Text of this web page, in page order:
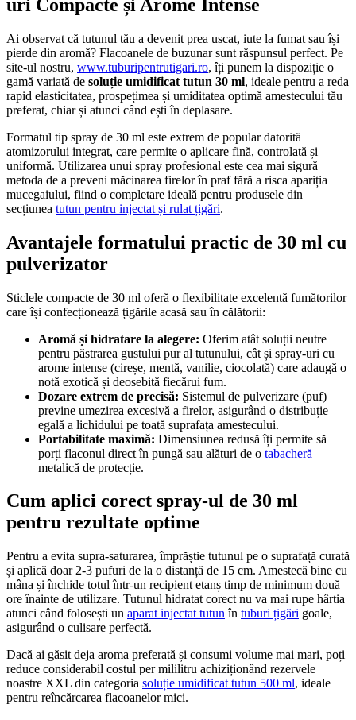
uri Compacte și Arome Intense
Ai observat că tutunul tău a devenit prea uscat, iute la fumat sau își
pierde din aromă? Flacoanele de buzunar sunt răspunsul perfect. Pe
site-ul nostru, www.tuburipentrutigari.ro, îți punem la dispoziție o
gamă variată de soluție umidificat tutun 30 ml, ideale pentru a reda
rapid elasticitatea, prospețimea și umiditatea optimă amestecului tău
preferat, chiar și atunci când ești în deplasare.
Formatul tip spray de 30 ml este extrem de popular datorită
atomizorului integrat, care permite o aplicare fină, controlată și
uniformă. Utilizarea unui spray profesional este cea mai sigură
metoda de a preveni măcinarea firelor în praf fără a risca apariția
mucegaiului, fiind o completare ideală pentru produsele din
secțiunea tutun pentru injectat și rulat țigări.
Avantajele formatului practic de 30 ml cu
pulverizator
Sticlele compacte de 30 ml oferă o flexibilitate excelentă fumătorilor
care își confecționează țigările acasă sau în călătorii:
Aromă și hidratare la alegere: Oferim atât soluții neutre
pentru păstrarea gustului pur al tutunului, cât și spray-uri cu
arome intense (cireșe, mentă, vanilie, ciocolată) care adaugă o
notă exotică și deosebită fiecărui fum.
Dozare extrem de precisă: Sistemul de pulverizare (puf)
previne umezirea excesivă a firelor, asigurând o distribuție
egală a lichidului pe toată suprafața amestecului.
Portabilitate maximă: Dimensiunea redusă îți permite să
porți flaconul direct în pungă sau alături de o tabacheră
metalică de protecție.
Cum aplici corect spray-ul de 30 ml
pentru rezultate optime
Pentru a evita supra-saturarea, împrăștie tutunul pe o suprafață curată
și aplică doar 2-3 pufuri de la o distanță de 15 cm. Amestecă bine cu
mâna și închide totul într-un recipient etanș timp de minimum două
ore înainte de utilizare. Tutunul hidratat corect nu va mai rupe hârtia
atunci când folosești un aparat injectat tutun în tuburi țigări goale,
asigurând o culisare perfectă.
Dacă ai găsit deja aroma preferată și consumi volume mai mari, poți
reduce considerabil costul per mililitru achiziționând rezervele
noastre XXL din categoria soluție umidificat tutun 500 ml, ideale
pentru reîncărcarea flacoanelor mici.